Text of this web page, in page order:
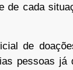
de cada
de
pessoas já